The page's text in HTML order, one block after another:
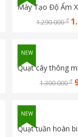
1.290.000đ
1.300.000đ
NEW
NEW